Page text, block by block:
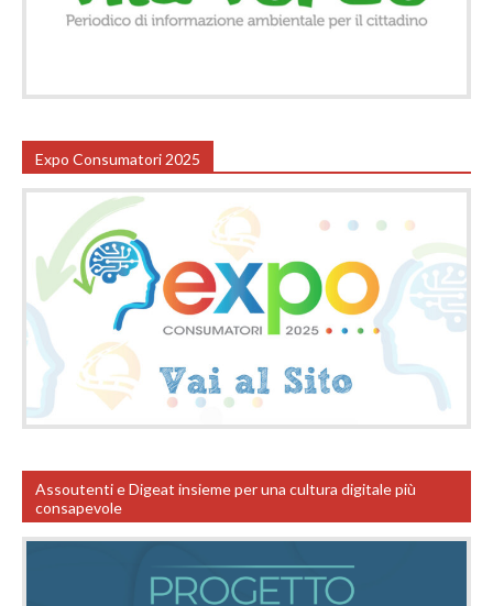
Expo Consumatori 2025
Assoutenti e Digeat insieme per una cultura digitale più
consapevole